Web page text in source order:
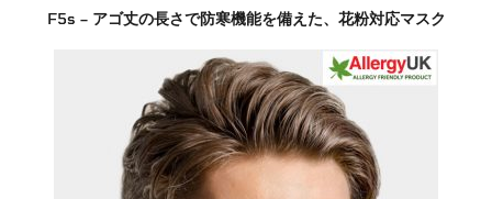
F5s – アゴ丈の長さで防寒機能を備えた、花粉対応マスク